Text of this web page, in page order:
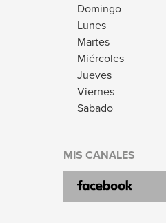
Domingo
Lunes
Martes
Miércoles
Jueves
Viernes
Sabado
MIS CANALES